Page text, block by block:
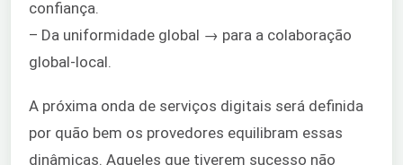
confiança.
– Da uniformidade global → para a colaboração
global-local.
A próxima onda de serviços digitais será definida
por quão bem os provedores equilibram essas
dinâmicas. Aqueles que tiverem sucesso não